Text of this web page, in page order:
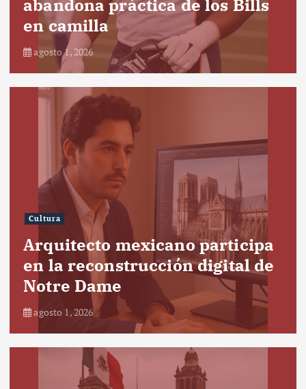
abandona práctica de los Bills
en camilla
agosto 1, 2026
Cultura
Arquitecto mexicano participa
en la reconstrucción digital de
Notre Dame
agosto 1, 2026